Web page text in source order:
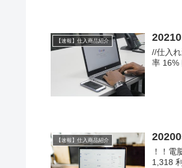
【速報】仕入商品紹介
//仕入
率 16%
【速報】仕入商品紹介
！！電
1,318